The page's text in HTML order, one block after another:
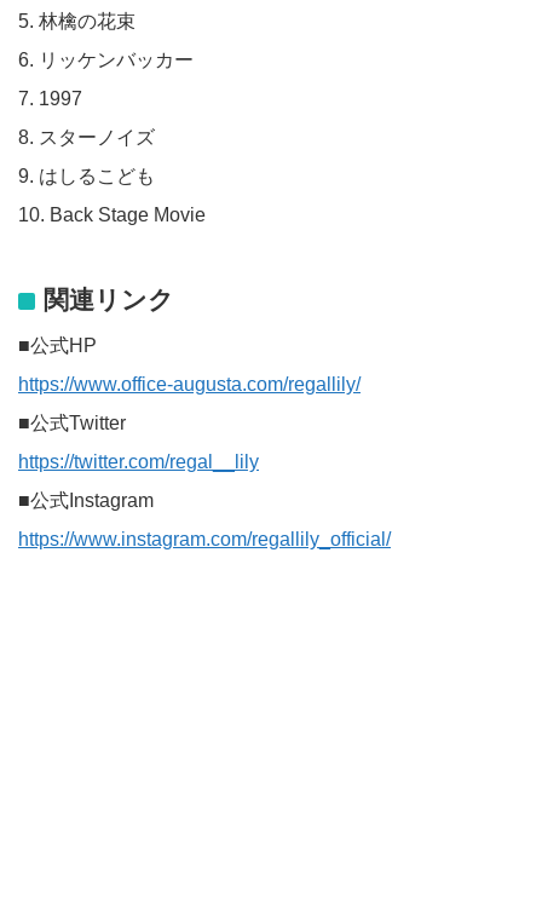
5. 林檎の花束
6. リッケンバッカー
7. 1997
8. スターノイズ
9. はしるこども
10. Back Stage Movie
関連リンク
■公式HP
https://www.office-augusta.com/regallily/
■公式Twitter
https://twitter.com/regal__lily
■公式Instagram
https://www.instagram.com/regallily_official/